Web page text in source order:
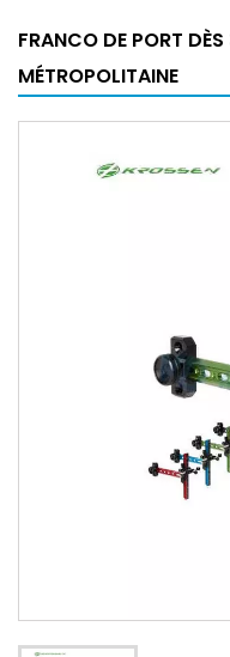
FRANCO DE PORT
MÉTROPOLITAINE